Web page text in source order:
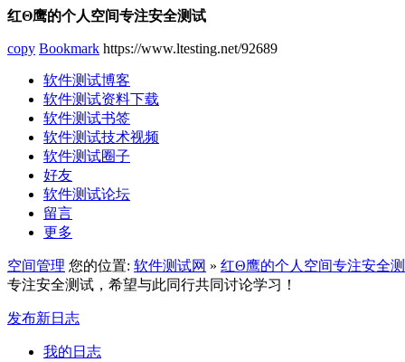
红Θ鹰的个人空间专注安全测试
copy Bookmark https://www.ltesting.net/92689
软件测试博客
软件测试资料下载
软件测试书签
软件测试技术视频
软件测试圈子
好友
软件测试论坛
留言
更多
空间管理 您的位置: 软件测试网 » 红Θ鹰的个人空间专注安全
专注安全测试，希望与此同行共同讨论学习！
发布新日志
我的日志